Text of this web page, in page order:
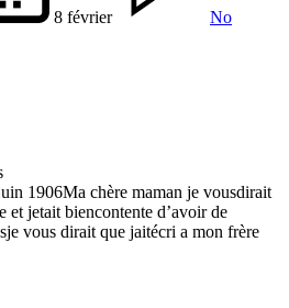
8 février
No
1906Ma chère maman je vousdirait
et jetait biencontente d’avoir de
vous dirait que jaitécri a mon frère